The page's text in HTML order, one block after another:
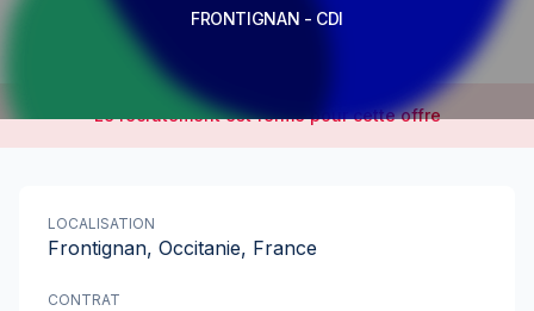
FRONTIGNAN - CDI
Le recrutement est fermé pour cette offre
LOCALISATION
Frontignan, Occitanie, France
CONTRAT